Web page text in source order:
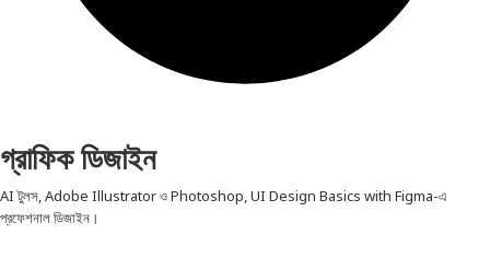
গ্রাফিক ডিজাইন
AI টুলস, Adobe Illustrator ও Photoshop, UI Design Basics with Figma-এ
প্রফেশনাল ডিজাইন।